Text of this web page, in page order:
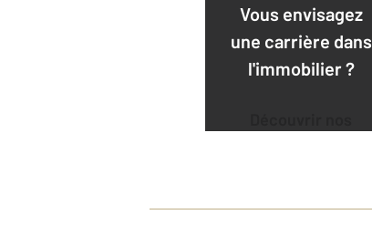
Vous envisagez
une carrière dans
l'immobilier ?